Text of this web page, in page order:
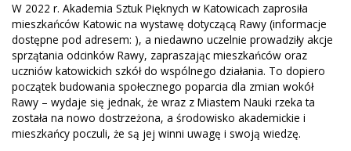
W 2022 r. Akademia Sztuk Pięknych w Katowicach zaprosiła
mieszkańców Katowic na wystawę dotyczącą Rawy (informacje
dostępne pod adresem: ), a niedawno uczelnie prowadziły akcje
sprzątania odcinków Rawy, zapraszając mieszkańców oraz
uczniów katowickich szkół do wspólnego działania. To dopiero
początek budowania społecznego poparcia dla zmian wokół
Rawy – wydaje się jednak, że wraz z Miastem Nauki rzeka ta
została na nowo dostrzeżona, a środowisko akademickie i
mieszkańcy poczuli, że są jej winni uwagę i swoją wiedzę.